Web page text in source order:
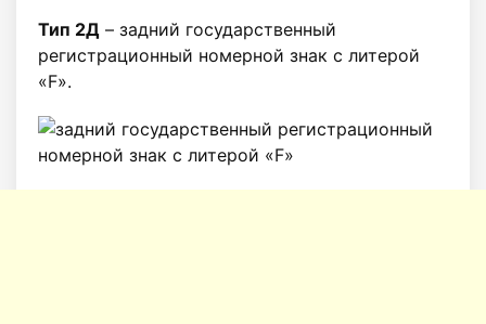
Тип 2Д – задний государственный
регистрационный номерной знак c литерой
«F».